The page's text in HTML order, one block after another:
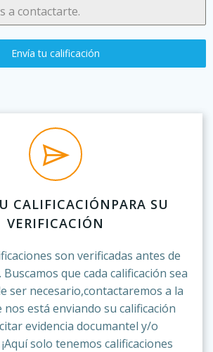
Envía tu calificación
CALIFICACIÓNPARA SU
VERIFICACIÓN
son verificadas antes de
que cada calificación sea
ser necesario,contactaremos a la
nos está enviando su calificación
evidencia documantel y/o
solo tenemos calificaciones